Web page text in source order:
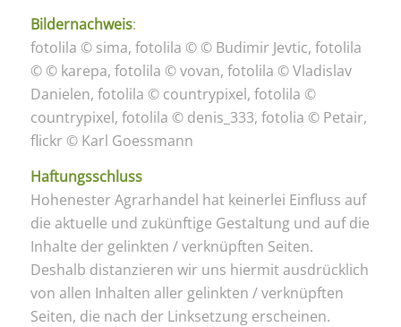
Bildernachweis:
fotolila © sima, fotolila © © Budimir Jevtic, fotolila
© © karepa, fotolila © vovan, fotolila © Vladislav
Danielen, fotolila © countrypixel, fotolila ©
countrypixel, fotolila © denis_333, fotolia © Petair,
flickr © Karl Goessmann
Haftungsschluss
Hohenester Agrarhandel hat keinerlei Einfluss auf
die aktuelle und zukünftige Gestaltung und auf die
Inhalte der gelinkten / verknüpften Seiten.
Deshalb distanzieren wir uns hiermit ausdrücklich
von allen Inhalten aller gelinkten / verknüpften
Seiten, die nach der Linksetzung erscheinen.